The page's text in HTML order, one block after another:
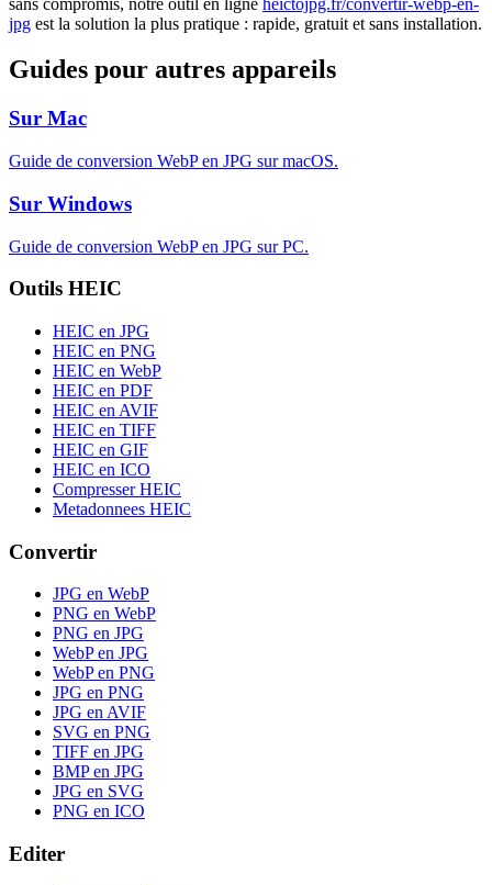
jpg est la solution la plus pratique : rapide, gratuit et sans installation.
Guides pour autres appareils
Sur Mac
Guide de conversion WebP en JPG sur macOS.
Sur Windows
Guide de conversion WebP en JPG sur PC.
Outils HEIC
HEIC en JPG
HEIC en PNG
HEIC en WebP
HEIC en PDF
HEIC en AVIF
HEIC en TIFF
HEIC en GIF
HEIC en ICO
Compresser HEIC
Metadonnees HEIC
Convertir
JPG en WebP
PNG en WebP
PNG en JPG
WebP en JPG
WebP en PNG
JPG en PNG
JPG en AVIF
SVG en PNG
TIFF en JPG
BMP en JPG
JPG en SVG
PNG en ICO
Editer